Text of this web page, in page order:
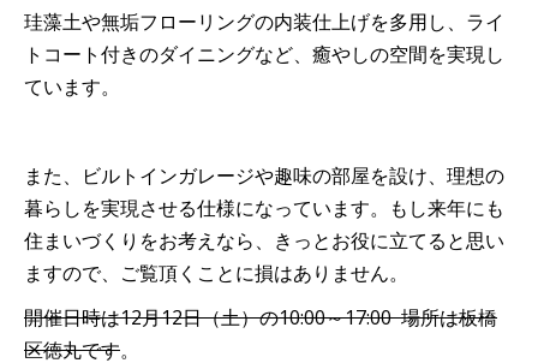
珪藻土や無垢フローリングの内装仕上げを多用し、ライ
トコート付きのダイニングなど、癒やしの空間を実現し
ています。
また、ビルトインガレージや趣味の部屋を設け、理想の
暮らしを実現させる仕様になっています。もし来年にも
住まいづくりをお考えなら、きっとお役に立てると思い
ますので、ご覧頂くことに損はありません。
開催日時は12月12日（土）の10:00～17:00 場所は板橋
区徳丸です。